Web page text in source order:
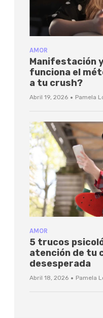
AMOR
Manifestación
funciona el
a tu crush?
Abril 19, 2026 · Pamela
AMOR
5 trucos
atención de tu
desesperada
Abril 18, 2026 · Pamela